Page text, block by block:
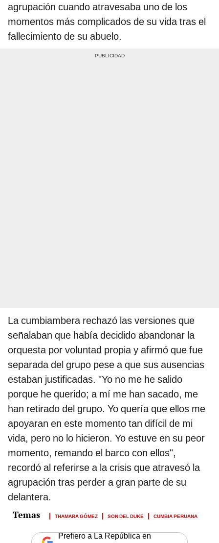
agrupación cuando atravesaba uno de los
momentos más complicados de su vida tras el
fallecimiento de su abuelo.
La cumbiambera rechazó las versiones que
señalaban que había decidido abandonar la
orquesta por voluntad propia y afirmó que fue
separada del grupo pese a que sus ausencias
estaban justificadas. "Yo no me he salido
porque he querido; a mí me han sacado, me
han retirado del grupo. Yo quería que ellos me
apoyaran en este momento tan difícil de mi
vida, pero no lo hicieron. Yo estuve en su peor
momento, remando el barco con ellos",
recordó al referirse a la crisis que atravesó la
agrupación tras perder a gran parte de su
delantera.
THAMARA GÓMEZ SON DEL DUKE CUMBIA PERUANA
Prefiero a La República en